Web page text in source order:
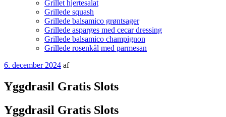
Grillet hjertesalat
Grillede squash
Grillede balsamico grøntsager
Grillede asparges med cecar dressing
Grillede balsamico champignon
Grillede rosenkål med parmesan
Udgivet
6. december 2024 af
Yggdrasil Gratis Slots
Yggdrasil Gratis Slots